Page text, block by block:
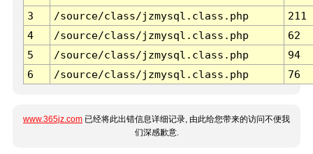
3 /source/class/jzmysql.class.php
211
4
/source/class/jzmysql.class.php
62
5
/source/class/jzmysql.class.php
94
6
/source/class/jzmysql.class.php 76
www.365jz.com 已经将此出错信息详细记录, 由此给您带来的访问不便我
们深感歉意.